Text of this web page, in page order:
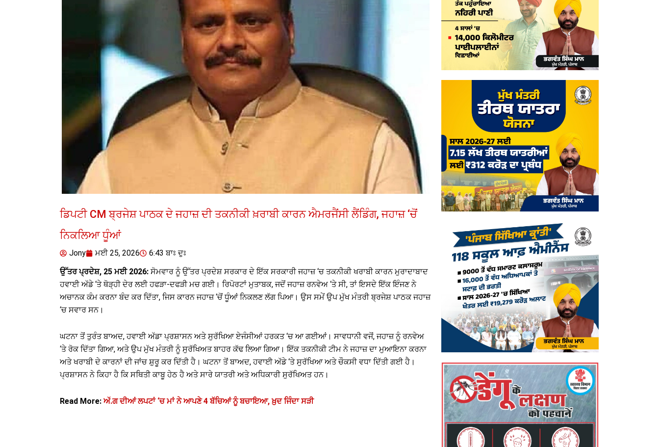
ਡਿਪਟੀ CM ਬ੍ਰਜੇਸ਼ ਪਾਠਕ ਦੇ ਜਹਾਜ਼ ਦੀ ਤਕਨੀਕੀ ਖ਼ਰਾਬੀ ਕਾਰਨ ਐਮਰਜੈਂਸੀ ਲੈਂਡਿੰਗ, ਜਹਾਜ਼ ‘ਚੋਂ
ਨਿਕਲਿਆ ਧੂੰਆਂ
Jony ਮਈ 25, 2026
6:43 ਬਾਃ ਦੁਃ
ਉੱਤਰ ਪ੍ਰਦੇਸ਼, 25 ਮਈ 2026: ਸੋਮਵਾਰ ਨੂੰ ਉੱਤਰ ਪ੍ਰਦੇਸ਼ ਸਰਕਾਰ ਦੇ ਇੱਕ ਸਰਕਾਰੀ ਜਹਾਜ਼ ‘ਚ ਤਕਨੀਕੀ ਖਰਾਬੀ ਕਾਰਨ ਮੁਰਾਦਾਬਾਦ
ਹਵਾਈ ਅੱਡੇ ‘ਤੇ ਥੋੜ੍ਹੀ ਦੇਰ ਲਈ ਹਫੜਾ-ਦਫੜੀ ਮਚ ਗਈ। ਰਿਪੋਰਟਾਂ ਮੁਤਾਬਕ, ਜਦੋਂ ਜਹਾਜ਼ ਰਨਵੇਅ ‘ਤੇ ਸੀ, ਤਾਂ ਇਸਦੇ ਇੱਕ ਇੰਜਣ ਨੇ
ਅਚਾਨਕ ਕੰਮ ਕਰਨਾ ਬੰਦ ਕਰ ਦਿੱਤਾ, ਜਿਸ ਕਾਰਨ ਜਹਾਜ਼ ‘ਚੋਂ ਧੂੰਆਂ ਨਿਕਲਣ ਲੱਗ ਪਿਆ। ਉਸ ਸਮੇਂ ਉਪ ਮੁੱਖ ਮੰਤਰੀ ਬ੍ਰਜੇਸ਼ ਪਾਠਕ ਜਹਾਜ਼
‘ਚ ਸਵਾਰ ਸਨ।
ਘਟਨਾ ਤੋਂ ਤੁਰੰਤ ਬਾਅਦ, ਹਵਾਈ ਅੱਡਾ ਪ੍ਰਸ਼ਾਸਨ ਅਤੇ ਸੁਰੱਖਿਆ ਏਜੰਸੀਆਂ ਹਰਕਤ ‘ਚ ਆ ਗਈਆਂ। ਸਾਵਧਾਨੀ ਵਜੋਂ, ਜਹਾਜ਼ ਨੂੰ ਰਨਵੇਅ
‘ਤੇ ਰੋਕ ਦਿੱਤਾ ਗਿਆ, ਅਤੇ ਉਪ ਮੁੱਖ ਮੰਤਰੀ ਨੂੰ ਸੁਰੱਖਿਅਤ ਬਾਹਰ ਕੱਢ ਲਿਆ ਗਿਆ। ਇੱਕ ਤਕਨੀਕੀ ਟੀਮ ਨੇ ਜਹਾਜ਼ ਦਾ ਮੁਆਇਨਾ ਕਰਨਾ
ਅਤੇ ਖਰਾਬੀ ਦੇ ਕਾਰਨਾਂ ਦੀ ਜਾਂਚ ਸ਼ੁਰੂ ਕਰ ਦਿੱਤੀ ਹੈ। ਘਟਨਾ ਤੋਂ ਬਾਅਦ, ਹਵਾਈ ਅੱਡੇ ‘ਤੇ ਸੁਰੱਖਿਆ ਅਤੇ ਚੌਕਸੀ ਵਧਾ ਦਿੱਤੀ ਗਈ ਹੈ।
ਪ੍ਰਸ਼ਾਸਨ ਨੇ ਕਿਹਾ ਹੈ ਕਿ ਸਥਿਤੀ ਕਾਬੂ ਹੇਠ ਹੈ ਅਤੇ ਸਾਰੇ ਯਾਤਰੀ ਅਤੇ ਅਧਿਕਾਰੀ ਸੁਰੱਖਿਅਤ ਹਨ।
Read More:ਅੱ.ਗ ਦੀਆਂ ਲਪਟਾਂ ‘ਚ ਮਾਂ ਨੇ ਆਪਣੇ 4 ਬੱਚਿਆਂ ਨੂੰ ਬਚਾਇਆ, ਖ਼ੁਦ ਜਿੰਦਾ ਸੜੀ